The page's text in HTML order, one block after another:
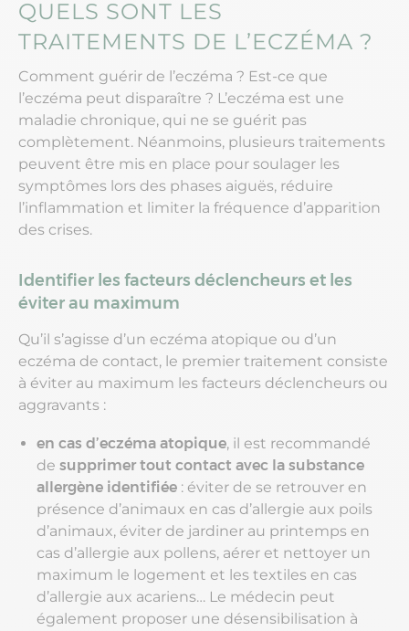
QUELS SONT LES
TRAITEMENTS DE L’ECZÉMA ?
Comment guérir de l’eczéma ? Est-ce que
l’eczéma peut disparaître ? L’eczéma est une
maladie chronique, qui ne se guérit pas
complètement. Néanmoins, plusieurs traitements
peuvent être mis en place pour soulager les
symptômes lors des phases aiguës, réduire
l’inflammation et limiter la fréquence d’apparition
des crises.
Identifier les facteurs déclencheurs et les
éviter au maximum
Qu’il s’agisse d’un eczéma atopique ou d’un
eczéma de contact, le premier traitement consiste
à éviter au maximum les facteurs déclencheurs ou
aggravants :
en cas d’eczéma atopique, il est recommandé
de supprimer tout contact avec la substance
allergène identifiée : éviter de se retrouver en
présence d’animaux en cas d’allergie aux poils
d’animaux, éviter de jardiner au printemps en
cas d’allergie aux pollens, aérer et nettoyer un
maximum le logement et les textiles en cas
d’allergie aux acariens… Le médecin peut
également proposer une désensibilisation à